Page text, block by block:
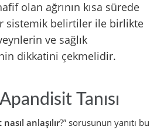
olan ağrının kısa sürede
sistemik belirtiler ile birlikte
ve sağlık
dikkatini çekmelidir.
Tanısı
anlaşılır?” sorusunun yanıtı bu